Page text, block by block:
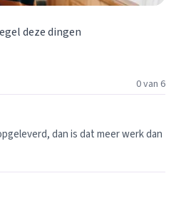
deze dingen
0 van 6
dan is dat meer werk dan